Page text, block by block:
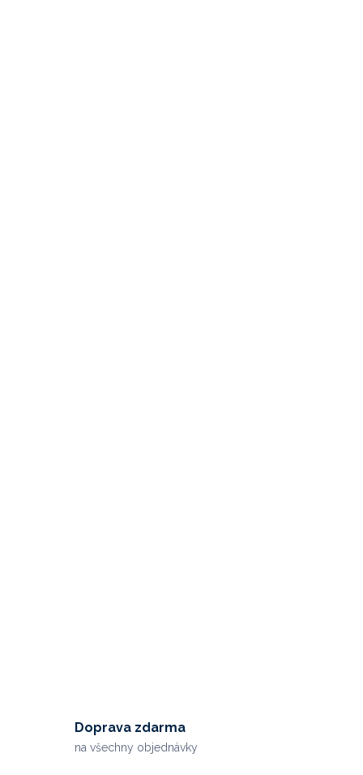
Doprava zdarma
na všechny objednávky